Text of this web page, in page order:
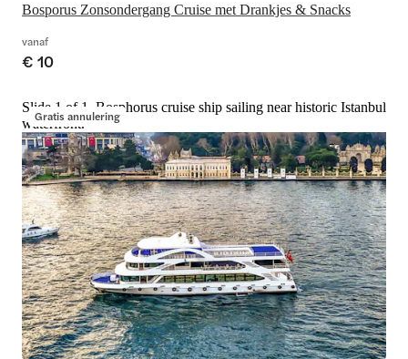
Bosporus Zonsondergang Cruise met Drankjes & Snacks
vanaf
€ 10
Gratis annulering
Slide 1 of 1, Bosphorus cruise ship sailing near historic Istanbul
waterfront.